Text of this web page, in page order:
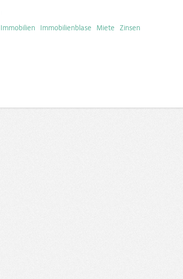
Immobilien Immobilienblase Miete Zinsen